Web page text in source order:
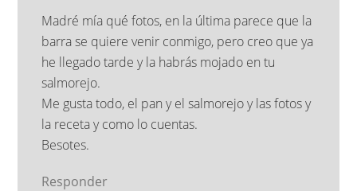
Madré mía qué fotos, en la última parece que la
barra se quiere venir conmigo, pero creo que ya
he llegado tarde y la habrás mojado en tu
salmorejo.
Me gusta todo, el pan y el salmorejo y las fotos y
la receta y como lo cuentas.
Besotes.
Responder